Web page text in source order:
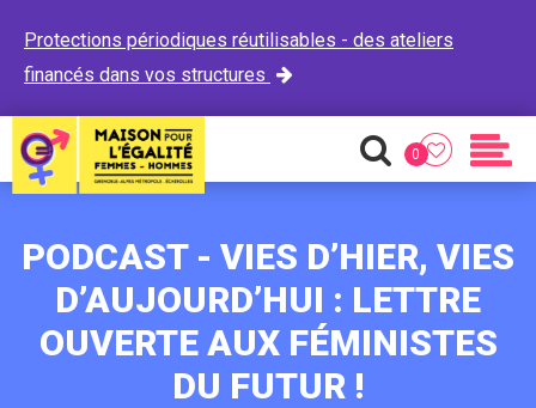
Protections périodiques réutilisables - des ateliers
financés dans vos structures

Recherche
0
Favoris
PODCAST - VIES D’HIER, VIES
D’AUJOURD’HUI : LETTRE
OUVERTE AUX FÉMINISTES
DU FUTUR !